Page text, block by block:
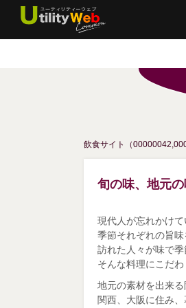
飲食サイト（
旬の味、地元
現代人が忘れかけ
季節それぞれの旨
訪れた人々が味で季
そんな料理にこだわ
地元の素材を出来
関西、大阪に住み